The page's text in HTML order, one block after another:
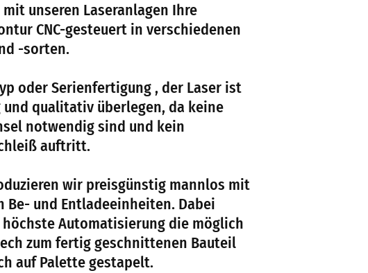
unseren Laseranlagen Ihre
CNC-gesteuert in verschiedenen
-sorten.
oder Serienfertigung , der Laser ist
qualitativ überlegen, da keine
notwendig sind und kein
auftritt.
wir preisgünstig mannlos mit
Be- und Entladeeinheiten. Dabei
Automatisierung die möglich
zum fertig geschnittenen Bauteil
auf Palette gestapelt.